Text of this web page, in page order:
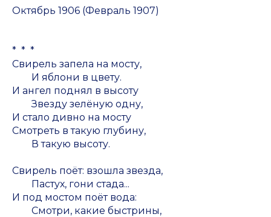
Октябрь 1906 (Февраль 1907)
* * *
Свирель запела на мосту,
И яблони в цвету.
И ангел поднял в высоту
Звезду зелёную одну,
И стало дивно на мосту
Смотреть в такую глубину,
В такую высоту.
Свирель поёт: взошла звезда,
Пастух, гони стада...
И под мостом поёт вода:
Смотри, какие быстрины,